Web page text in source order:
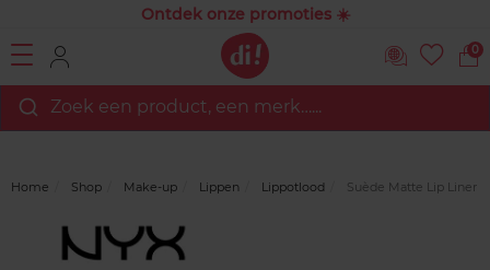
Ontdek onze promoties ☀️
0
Zoek een product, een merk…...
Home Shop Make-up Lippen Lippotlood Suède Matte Lip Liner